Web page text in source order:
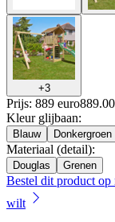
+3
Prijs: 889 euro889.00
Kleur glijbaan:
Blauw Donkergroen
Materiaal (detail):
Douglas Grenen
Bestel dit product op
wilt